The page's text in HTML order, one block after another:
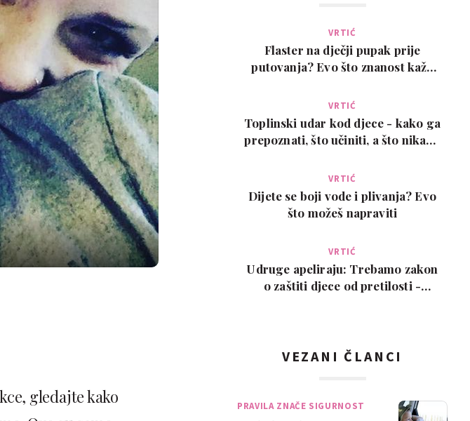
gledajte kako
VRTIĆ
Flaster na dječji pupak prije
putovanja? Evo što znanost kaže
VRTIĆ
Toplinski udar kod djece - kako ga
prepoznati, što učiniti, a što nikako
VRTIĆ
Dijete se boji vode i plivanja? Evo
što možeš napraviti
VRTIĆ
Udruge apeliraju: Trebamo zakon
o zaštiti djece od pretilosti -
VEZANI ČLANCI
PRAVILA ZNAČE SIGURNOST